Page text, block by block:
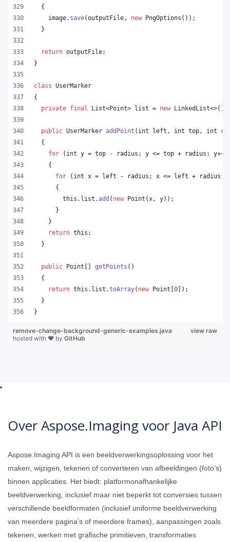
  {
image. save(outputFile , new PngOptions ());
  }
return outputFile;
}
class UserMarker
{
private final List<Point> list = new LinkedList<>();
public UserMarker addPoint ( int left , int top , int
  {
for ( int y = top - radius ; y <= top + radius ; y++)
    {
for ( int x = left - radius ; x <= left + radius ;
      {
this . list .add ( new Point ( x , y));
      }
    }
return this ;
  }
public Point [] getPoints ()
  {
return this . list .toArray( new Point [0]);
  }
}
view raw
remove-change-background-generic-examples.java
hosted with ❤ by GitHub
Over Aspose.Imaging voor Java API
Aspose.Imaging API is een beeldverwerkingsoplossing voor het
maken, wijzigen, tekenen of converteren van afbeeldingen (foto’s)
binnen applicaties. Het biedt: platformonafhankelijke
beeldverwerking, inclusief maar niet beperkt tot conversies tussen
verschillende beeldformaten (inclusief uniforme beeldverwerking
van meerdere pagina’s of meerdere frames), aanpassingen zoals
tekenen, werken met grafische primitieven, transformaties